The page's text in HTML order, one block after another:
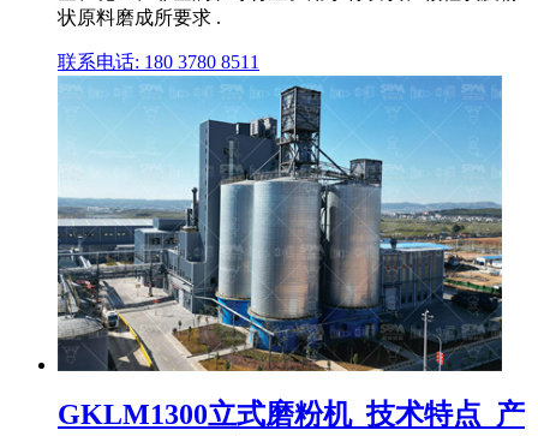
状原料磨成所要求 .
联系电话: 180 3780 8511
GKLM1300立式磨粉机_技术特点_产